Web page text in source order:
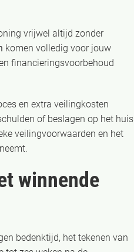
vrijwel altijd zonder
komen volledig voor jouw
financieringsvoorbehoud
en extra veilingkosten
of beslagen op het huis
veilingvoorwaarden en het
winnende
bedenktijd, het tekenen van